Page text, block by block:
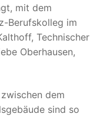
mit dem
Berufskolleg im
Technischer
Oberhausen,
dem
sind so